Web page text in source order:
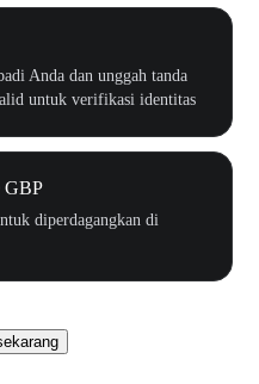
Anda dan unggah tanda
untuk verifikasi identitas
GBP
diperdagangkan di